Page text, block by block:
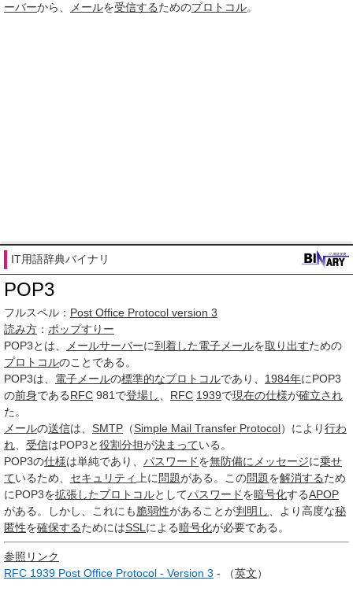
ーバーから、 メールを受信するためのプロトコル。
IT用語辞典バイナリ
POP3
フルスペル： Post Office Protocol version 3
読み方 ： ポップすりー
POP3とは、 メールサーバーに到着した電子メールを取り出すための
プロトコルのことである。
POP3は、 電子メールの標準的なプロトコルであり、 1984年にPOP3
の前身であるRFC 981で登場し RFC 1939で現在の仕様が確立され
た。
メールの送信は、 SMTP （Simple Mail Transfer Protocol）により行わ
れ
受信はPOP3と役割分担が決まっている。
POP3の仕様は単純であり、 パスワードを無防備に メッセージに乗せ
ているため、 セキュリティ 上に 問題がある。この問題を解消するため
にPOP3を拡張したプロトコルとしてパスワードを暗号化するAPOP
がある。しかし、これにも脆弱性があることが判明し 、より高度な秘
匿性を確保するためにはSSL による暗号化が必要である。
参照リンク
RFC 1939 Post Office Protocol - Version 3 - （英文）